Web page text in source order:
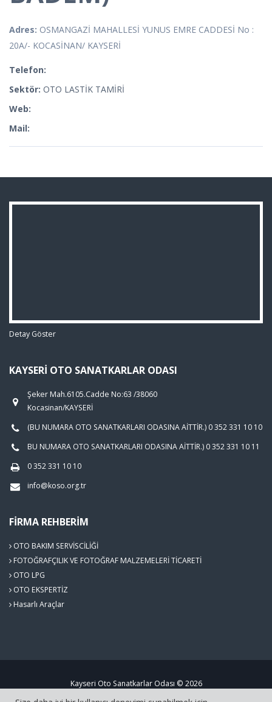
Adres: OSMANGAZİ MAHALLESİ YUNUS EMRE CADDESİ No :
20A/- KOCASİNAN/ KAYSERİ
Telefon:
Sektör: OTO LASTİK TAMİRİ
Web:
Mail:
Detay Göster
KAYSERI OTO SANATKARLAR ODASI
Şeker Mah.6105.Cadde No:63 /38060
Kocasinan/KAYSERİ
(BU NUMARA OTO SANATKARLARI ODASINA AİTTİR.) 0 352 331 10 10
BU NUMARA OTO SANATKARLARI ODASINA AİTTİR.) 0 352 331 10 11
0 352 331 10 10
info@koso.org.tr
FIRMA REHBERIM
OTO BAKIM SERVİSCİLİĞİ
FOTOĞRAFÇILIK VE FOTOĞRAF MALZEMELERİ TİCARETİ
OTO LPG
OTO EKSPERTİZ
Hasarlı Araçlar
Kayseri Oto Sanatkarlar Odası © 2026